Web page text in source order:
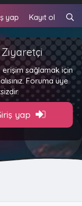
yap Kayıt ol
sağlamak için
Foruma üye
yap